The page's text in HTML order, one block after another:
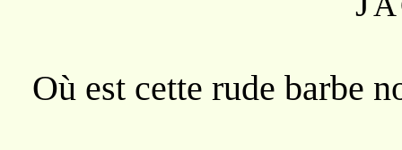
Où est cette rude barbe